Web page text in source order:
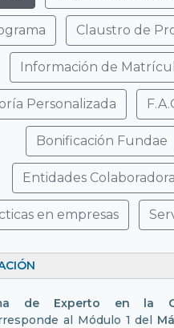
Claustro de
Información de
Personalizada
Bonificación Fundae
Entidades
en empresas
de Experto en la
al Módulo 1 del